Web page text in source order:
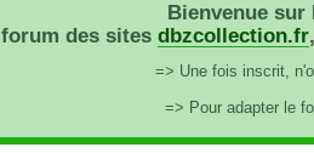
Bienvenue
forum des sites dbzcollection.fr
=> Une fois inscrit,
=> Pour adapter le